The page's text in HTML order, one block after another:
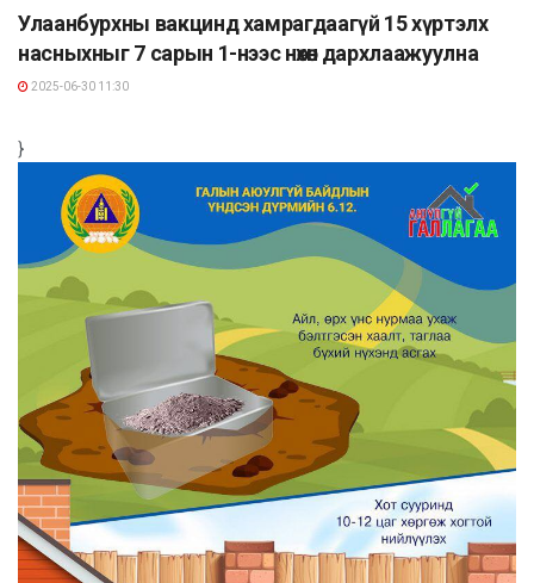
Улаанбурхны вакцинд хамрагдаагүй 15 хүртэлх
насныхныг 7 сарын 1-нээс нөхөн дархлаажуулна
2025-06-30 11:30
}